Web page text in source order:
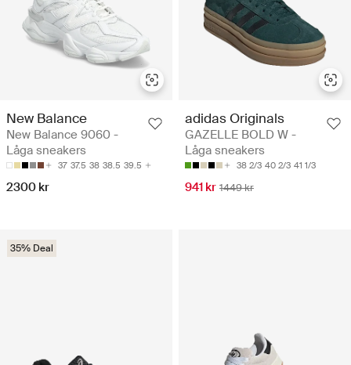
New Balance
New Balance 9060 -
Låga sneakers
37 37.5 38 38.5 39.5
2300 kr
adidas Originals
GAZELLE BOLD W -
Låga sneakers
38 2/3 40 2/3 41 1/3
941 kr 1449 kr
35% Deal